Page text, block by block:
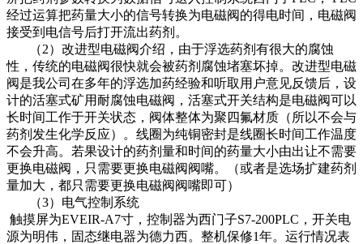
经过运算把药量大小的信号转换为电磁阀的得电时间，电磁阀
接受到电信号后打开流出药剂。
（2）改进型电磁阀介绍，由于浮选药剂有很大的腐蚀
性，传统的电磁阀很快就会被药剂腐蚀堵塞坏掉。改进型电磁
阀是我公司在多年的浮选加药经验和听取用户意见反馈后，设
计的活塞式矿用耐腐蚀电磁阀，活塞式开关结构是电磁阀可以
长时间工作于开关状态，阀体整体为聚四氟材质（所以不会与
药剂发生化学反应）。线圈为纯铜密封是线圈长时间工作温度
不会升高。若果设计的药剂量和时间的药量大小由出让不需要
更换电磁阀，只需要更换电磁阀阀嘴。（或者是选场扩建药剂
量加大，都只需要更换电磁阀阀嘴即可）
（3）电气控制系统
触摸屏为EVEIR-A7寸，控制器为西门子S7-200PLC，开关电
源为明伟，固态继电器为德力西。整机保修1年。运行情况表